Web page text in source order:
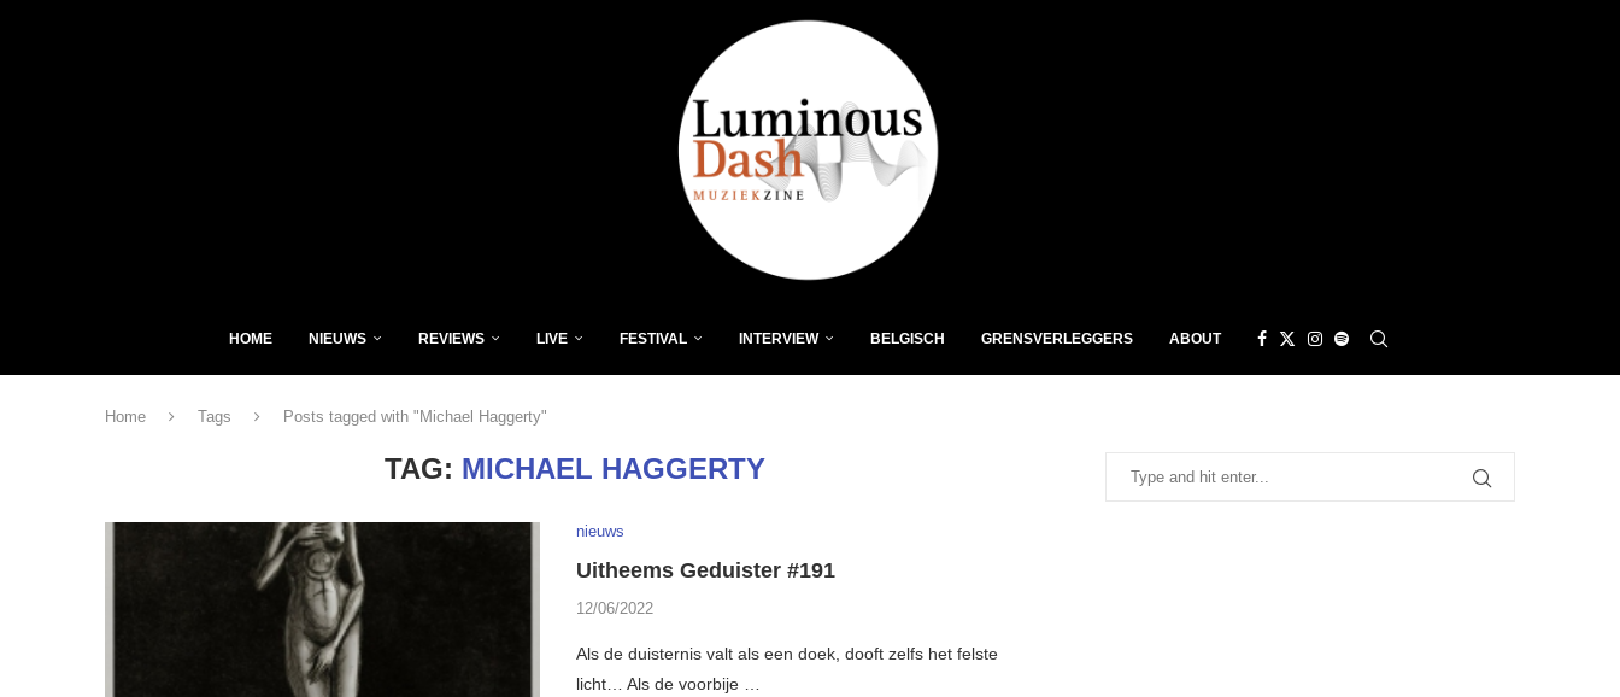
HOME NIEUWS REVIEWS LIVE FESTIVAL INTERVIEW BELGISCH GRENSVERLEGGERS ABOUT
Home Tags Posts tagged with "Michael Haggerty"
TAG: MICHAEL HAGGERTY
nieuws
Uitheems Geduister #191
12/06/2022
Als de duisternis valt als een doek, dooft zelfs het felste
licht… Als de voorbije …